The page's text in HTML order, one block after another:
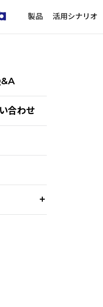
製品 活用シナリオ
合わせ